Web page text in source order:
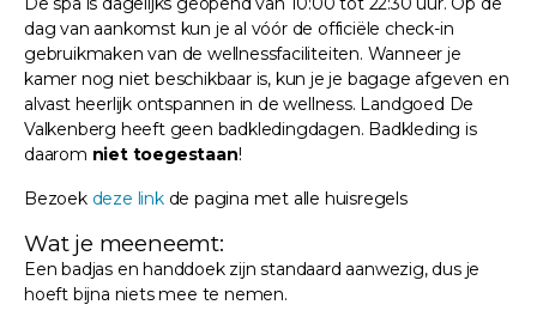
dag van aankomst kun je al vóór de officiële check-in
gebruikmaken van de wellnessfaciliteiten. Wanneer je
kamer nog niet beschikbaar is, kun je je bagage afgeven en
alvast heerlijk ontspannen in de wellness. Landgoed De
Valkenberg heeft geen badkledingdagen. Badkleding is
daarom niet toegestaan!
Bezoek deze linkde pagina met alle huisregels
Wat je meeneemt:
Een badjas en handdoek zijn standaard aanwezig, dus je
hoeft bijna niets mee te nemen.